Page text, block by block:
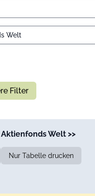
Filter
Welt >>
Nur Tabelle drucken